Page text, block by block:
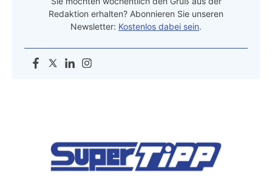
Redaktion erhalten? Abonnieren Sie unseren
Newsletter: Kostenlos dabei sein.